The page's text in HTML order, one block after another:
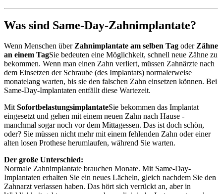
Was sind Same-Day-Zahnimplantate?
Wenn Menschen überZahnimplantate am selben Tag oderZähne
an einem TagSie bedeuten eine Möglichkeit, schnell neue Zähne zu
bekommen. Wenn man einen Zahn verliert, müssen Zahnärzte nach
dem Einsetzen der Schraube (des Implantats) normalerweise
monatelang warten, bis sie den falschen Zahn einsetzen können. Bei
Same-Day-Implantaten entfällt diese Wartezeit.
MitSofortbelastungsimplantateSie bekommen das Implantat
eingesetzt und gehen mit einem neuen Zahn nach Hause -
manchmal sogar noch vor dem Mittagessen. Das ist doch schön,
oder? Sie müssen nicht mehr mit einem fehlenden Zahn oder einer
alten losen Prothese herumlaufen, während Sie warten.
Der große Unterschied:
Normale Zahnimplantate brauchen Monate. Mit Same-Day-
Implantaten erhalten Sie ein neues Lächeln, gleich nachdem Sie den
Zahnarzt verlassen haben. Das hört sich verrückt an, aber in